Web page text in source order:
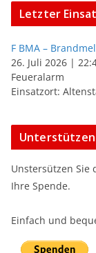
Letzter
F BMA –
26. Juli 2026 |
Feueralarm
Einsatzort:
Unterstützen
Unstersützen Sie
Ihre Spende.
Einfach und